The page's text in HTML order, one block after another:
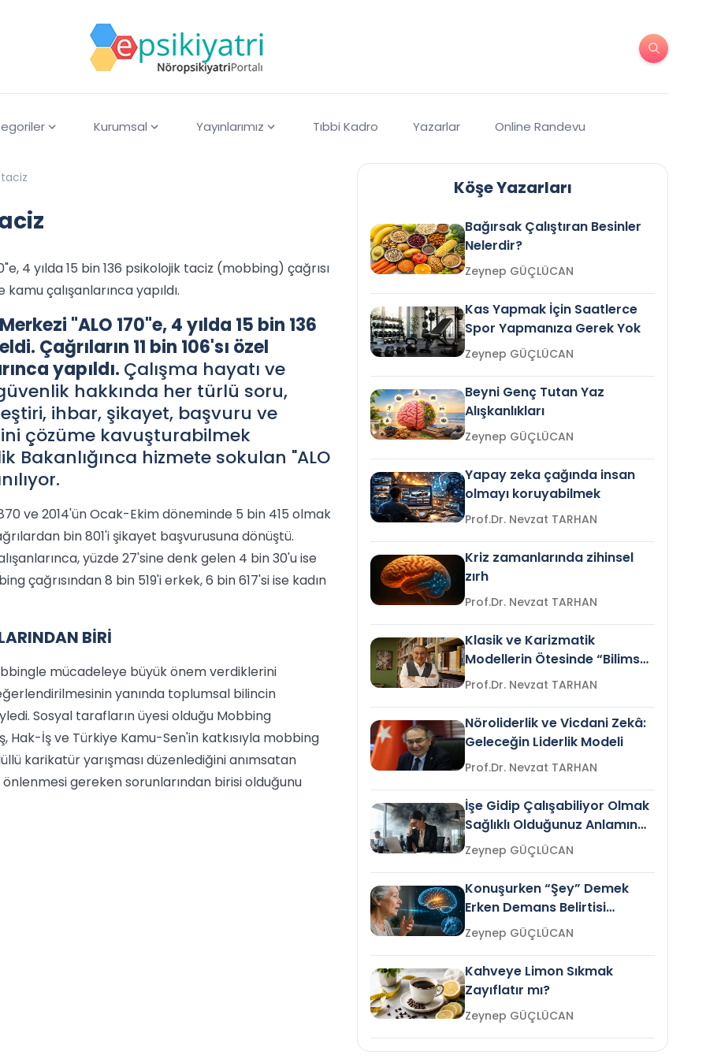
Kurumsal Yayınlarımız Tıbbi Kadro Yazarlar Online Randevu
taciz
4 yılda 15 bin 136 psikolojik taciz (mobbing) çağrısı
kamu çalışanlarınca yapıldı.
"ALO 170"e, 4 yılda 15 bin 136
Çağrıların 11 bin 106'sı özel
yapıldı. Çalışma hayatı ve
hakkında her türlü soru,
ihbar, şikayet, başvuru ve
çözüme kavuşturabilmek
Bakanlığınca hizmete sokulan "ALO
ve 2014'ün Ocak-Ekim döneminde 5 bin 415 olmak
bin 801'i şikayet başvurusuna dönüştü.
yüzde 27'sine denk gelen 4 bin 30'u ise
çağrısından 8 bin 519'i erkek, 6 bin 617'si ise kadın
BİRİ
mücadeleye büyük önem verdiklerini
yanında toplumsal bilincin
Sosyal tarafların üyesi olduğu Mobbing
Hak-İş ve Türkiye Kamu-Sen'in katkısıyla mobbing
karikatür yarışması düzenlediğini anımsatan
gereken sorunlarından birisi olduğunu
Köşe Yazarları
Bağırsak Çalıştıran Besinler
Nelerdir?
Zeynep GÜÇLÜCAN
Kas Yapmak İçin Saatlerce
Spor Yapmanıza Gerek Yok
Zeynep GÜÇLÜCAN
Beyni Genç Tutan Yaz
Alışkanlıkları
Zeynep GÜÇLÜCAN
Yapay zeka çağında insan
olmayı koruyabilmek
Prof.Dr. Nevzat TARHAN
Kriz zamanlarında zihinsel
zırh
Prof.Dr. Nevzat TARHAN
Klasik ve Karizmatik
Modellerin Ötesinde “Bilimsel
Liderlik”
Prof.Dr. Nevzat TARHAN
Nöroliderlik ve Vicdani Zekâ:
Geleceğin Liderlik Modeli
Prof.Dr. Nevzat TARHAN
İşe Gidip Çalışabiliyor Olmak
Sağlıklı Olduğunuz Anlamına
Gelir mi?Zeynep GÜÇLÜCAN
Konuşurken “Şey” Demek
Erken Demans Belirtisi
Olabilir mi?Zeynep GÜÇLÜCAN
Kahveye Limon Sıkmak
Zayıflatır mı?
Zeynep GÜÇLÜCAN